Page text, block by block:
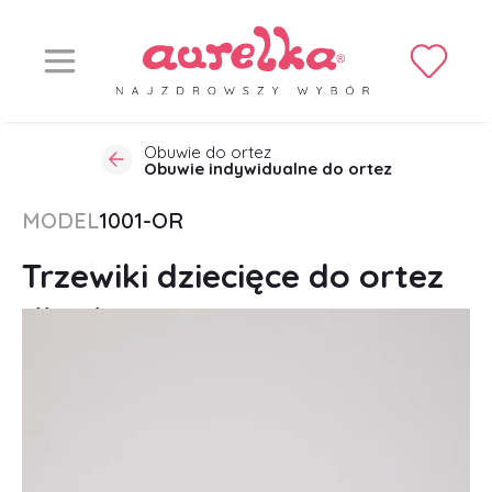
Obuwie do ortez
Obuwie indywidualne do ortez
MODEL1001-OR
Trzewiki dziecięce do ortez
dla dzieci